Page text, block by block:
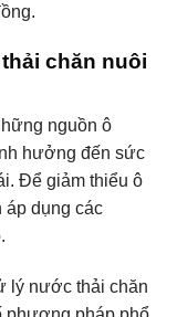
chăn nuôi
nguồn ô
hưởng đến sức
Để giảm thiểu ô
áp dụng các
lý nước thải chăn